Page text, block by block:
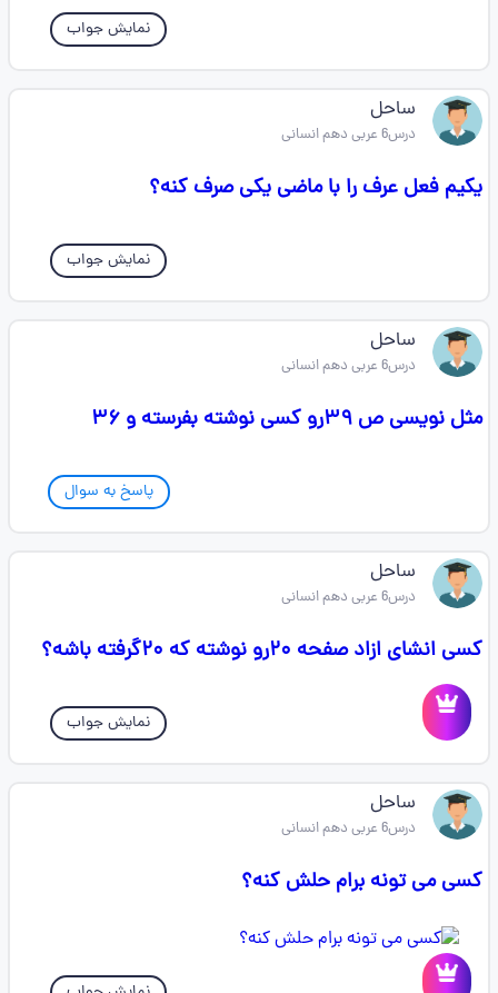
نمایش جواب
ساحل
درس6 عربی دهم انسانی
یکیم فعل عرف را با ماضی یکی صرف کنه؟
نمایش جواب
ساحل
درس6 عربی دهم انسانی
مثل نویسی ص ۳۹رو کسی نوشته بفرسته و ۳۶
پاسخ به سوال
ساحل
درس6 عربی دهم انسانی
کسی انشای ازاد صفحه ۲۰رو نوشته که ۲۰گرفته باشه؟
نمایش جواب
ساحل
درس6 عربی دهم انسانی
کسی می تونه برام حلش کنه؟